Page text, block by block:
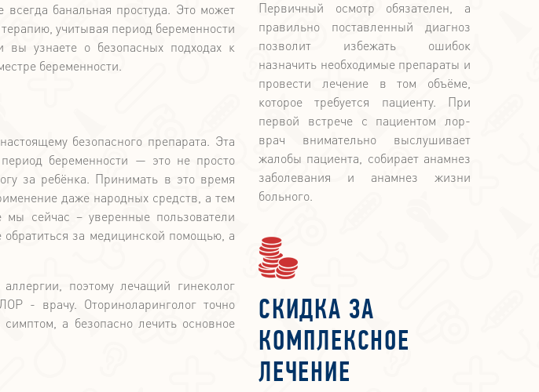
банальная простуда. Это может
учитывая период беременности
узнаете о безопасных подходах к
беременности.
безопасного препарата. Эта
беременности — это не просто
за ребёнка. Принимать в это время
даже народных средств, а тем
сейчас – уверенные пользователи
за медицинской помощью, а
поэтому лечащий гинеколог
- врачу. Оториноларинголог точно
а безопасно лечить основное
Первичный осмотр обязателен, а
правильно поставленный диагноз
позволит избежать ошибок
назначить необходимые препараты и
провести лечение в том объёме,
которое требуется пациенту. При
первой встрече с пациентом лор-
врач внимательно выслушивает
жалобы пациента, собирает анамнез
заболевания и анамнез жизни
больного.
СКИДКА ЗА
КОМПЛЕКСНОЕ
ЛЕЧЕНИЕ